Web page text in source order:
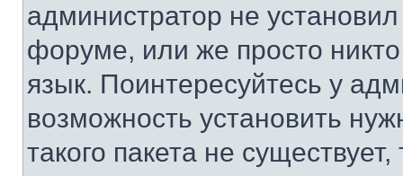
администратор не
форуме, или же просто
язык. Поинтересуйтесь у
возможность установить
такого пакета не